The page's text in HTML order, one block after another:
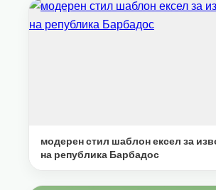
модерен стил шаблон ексел за
на република Барбадос